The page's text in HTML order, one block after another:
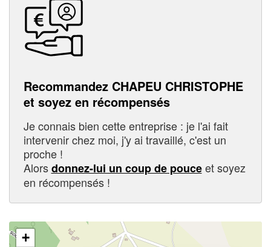
Recommandez CHAPEU CHRISTOPHE
et soyez en récompensés
Je connais bien cette entreprise : je l'ai fait
intervenir chez moi, j'y ai travaillé, c'est un
proche !
Alorsdonnez-lui un coup de pouceet soyez
en récompensés !
+